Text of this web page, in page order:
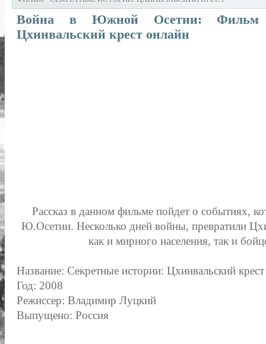
Война в Южной Осетии: Фильм
Цхинвальский крест онлайн
Рассказ в данном фильме пойдет о событиях,
Ю.Осетии. Несколько дней войны, превратили
как и мирного населения, так и
Название: Секретные истории: Цхинвальский крест
Год: 2008
Режиссер: Владимир Луцкий
Выпущено: Россия